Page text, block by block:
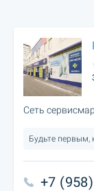
Сеть
Будьте первым,
+7